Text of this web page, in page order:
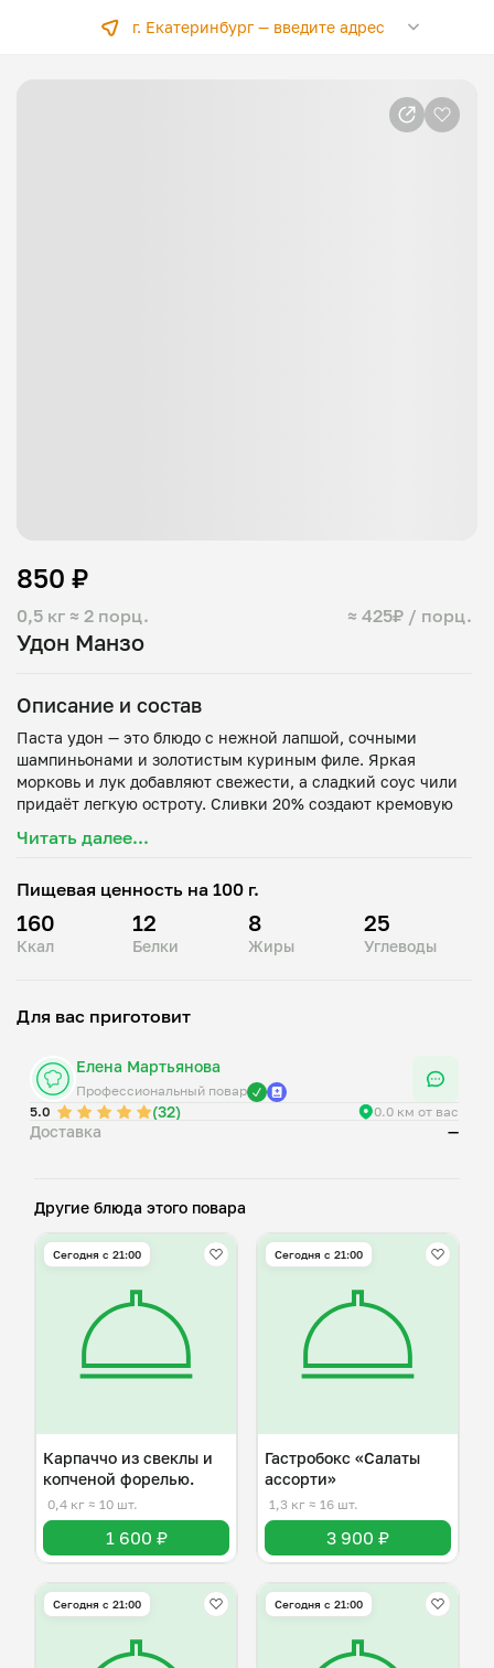
г. Екатеринбург —введите адрес
Удон Манзо
0,5 кг ≈ 2 порц. ≈ 425₽ / порц.
850 ₽
Описание и состав
Паста удон — это блюдо с нежной лапшой, сочными
шампиньонами и золотистым куриным филе. Яркая
морковь и лук добавляют свежести, а сладкий соус чили
придаёт легкую остроту. Сливки 20% создают кремовую
Читать далее...
Пищевая ценность на 100 г.
160
Ккал
12
Белки
8
Жиры
25
Углеводы
Для вас приготовит
Елена Мартьянова
Профессиональный повар
5.0
(32) 0.0 км от вас
Доставка —
Другие блюда этого повара
Сегодня с 21:00
Карпаччо из свеклы и
копченой форелью.
0,4 кг ≈ 10 шт.
1 600 ₽
Сегодня с 21:00
Гастробокс «Салаты
ассорти»
1,3 кг ≈ 16 шт.
3 900 ₽
Сегодня с 21:00 Сегодня с 21:00